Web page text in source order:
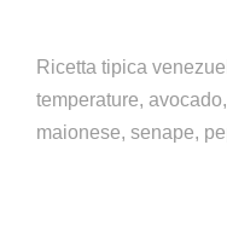
Ricetta tipica
temperature,
maionese, senape,